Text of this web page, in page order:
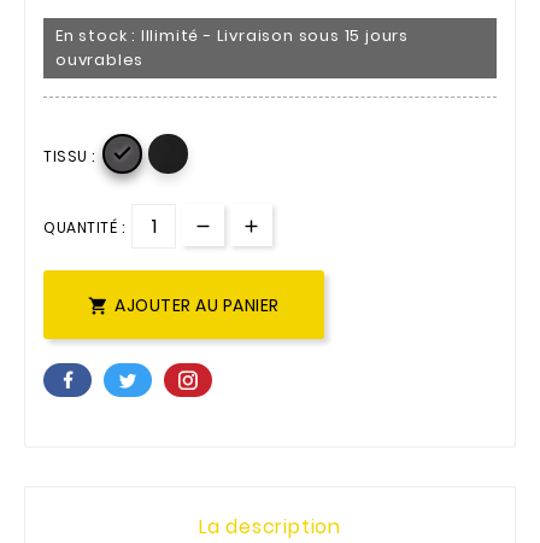
En stock : Illimité - Livraison sous 15 jours
ouvrables
TISSU : 
QUANTITÉ :
 AJOUTER AU PANIER
La description